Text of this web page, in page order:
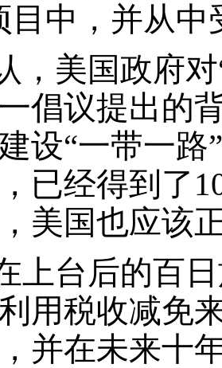
目中，并从中
，美国政府
倡议提出的
建设“一带一
已经得到了
美国也应该
上台后的百
用税收减免
并在未来十